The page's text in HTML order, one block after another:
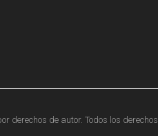
de autor. Todos los